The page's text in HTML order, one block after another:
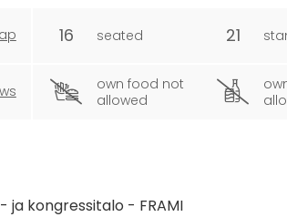
16 seated 21
own food not
allowed
ja kongressitalo - FRAMI